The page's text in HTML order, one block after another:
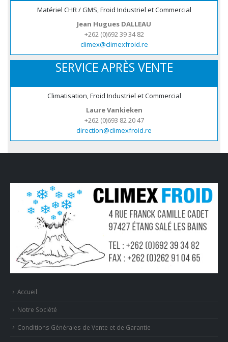
Matériel CHR / GMS, Froid Industriel et Commercial
Jean Hugues DALLEAU
+262 (0)692 39 34 82
climex@climexfroid.re
SERVICE APRÈS VENTE
Climatisation, Froid Industriel et Commercial
Laure Vankieken
+262 (0)693 82 20 47
direction@climexfroid.re
Accueil
Notre Société
Conditions Générales de Vente et de Garantie